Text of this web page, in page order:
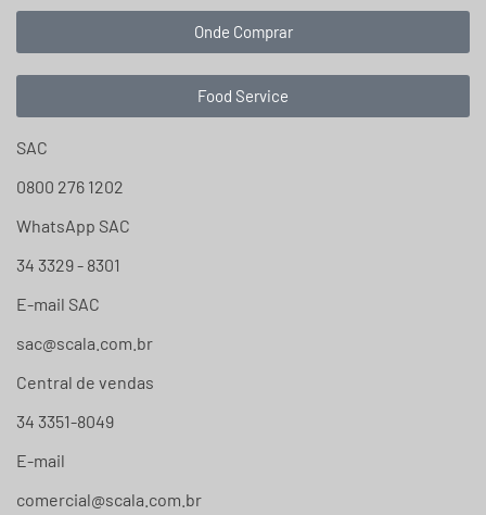
Onde Comprar
Food Service
SAC
0800 276 1202
WhatsApp SAC
34 3329 - 8301
E-mail SAC
sac@scala.com.br
Central de vendas
34 3351-8049
E-mail
comercial@scala.com.br